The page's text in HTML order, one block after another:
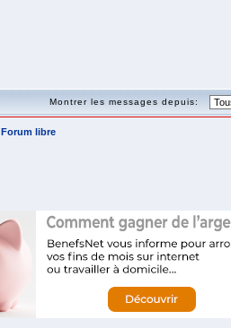
Montrer les messages depuis:
Forum libre